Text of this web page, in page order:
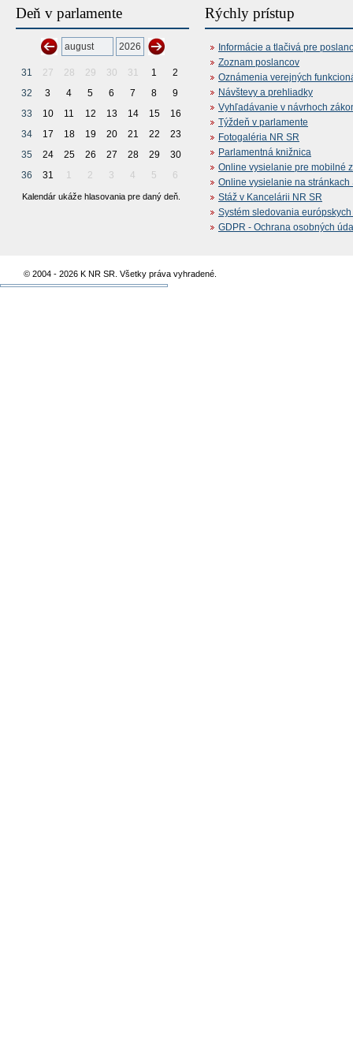
Deň v parlamente
31 27 28 29 30 31 1
2
32
3 4 5 6 7 8
9
33
10 11 12 13 14 15
16
34
17 18 19 20 21 22
23
35
24 25 26 27 28 29
30
36
31 1 2 3 4 5 6
Kalendár ukáže hlasovania pre daný deň.
Rýchly prístup
Informácie a tlačivá pre
Zoznam poslancov
Oznámenia verejných
Návštevy a prehliadky
Vyhľadávanie v návrhoch
Týždeň v parlamente
Fotogaléria NR SR
Parlamentná knižnica
Online vysielanie pre mobilné
Online vysielanie na stránkach
Stáž v Kancelárii NR SR
Systém sledovania
GDPR - Ochrana osobných
© 2004 - 2026 K NR SR. Všetky práva vyhradené.